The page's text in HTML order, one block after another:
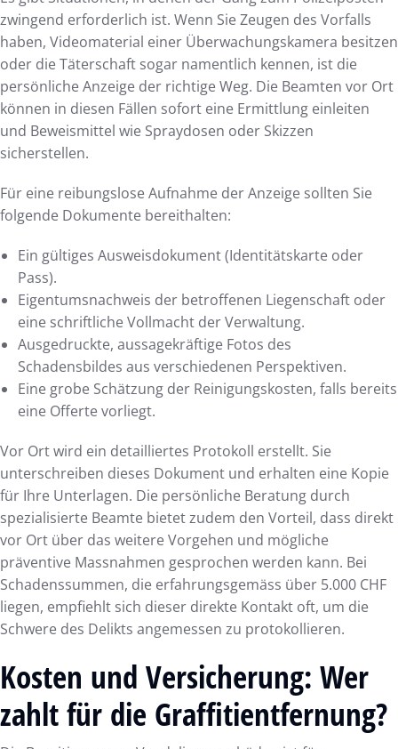
zwingend erforderlich ist. Wenn Sie Zeugen des Vorfalls
haben, Videomaterial einer Überwachungskamera besitzen
oder die Täterschaft sogar namentlich kennen, ist die
persönliche Anzeige der richtige Weg. Die Beamten vor Ort
können in diesen Fällen sofort eine Ermittlung einleiten
und Beweismittel wie Spraydosen oder Skizzen
sicherstellen.
Für eine reibungslose Aufnahme der Anzeige sollten Sie
folgende Dokumente bereithalten:
Ein gültiges Ausweisdokument (Identitätskarte oder
Pass).
Eigentumsnachweis der betroffenen Liegenschaft oder
eine schriftliche Vollmacht der Verwaltung.
Ausgedruckte, aussagekräftige Fotos des
Schadensbildes aus verschiedenen Perspektiven.
Eine grobe Schätzung der Reinigungskosten, falls bereits
eine Offerte vorliegt.
Vor Ort wird ein detailliertes Protokoll erstellt. Sie
unterschreiben dieses Dokument und erhalten eine Kopie
für Ihre Unterlagen. Die persönliche Beratung durch
spezialisierte Beamte bietet zudem den Vorteil, dass direkt
vor Ort über das weitere Vorgehen und mögliche
präventive Massnahmen gesprochen werden kann. Bei
Schadenssummen, die erfahrungsgemäss über 5.000 CHF
liegen, empfiehlt sich dieser direkte Kontakt oft, um die
Schwere des Delikts angemessen zu protokollieren.
Kosten und Versicherung: Wer
zahlt für die Graffitientfernung?